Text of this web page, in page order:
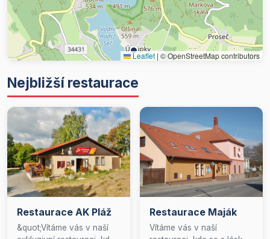
Leaflet | © OpenStreetMap contributors
Nejbližší restaurace
Restaurace AK Pláž
&quot;Vítáme vás v naší
Restaurace Maják
Vítáme vás v naší